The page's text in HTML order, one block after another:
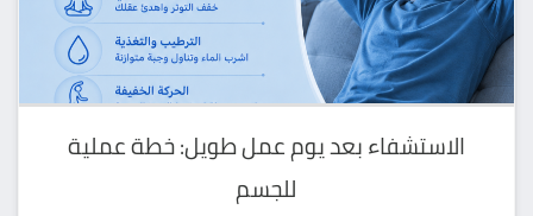
الاستشفاء بعد يوم عمل طويل: خطة عملية
للجسم